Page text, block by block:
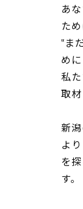
あ
た
‟ま
めに
私
取材
新
よ
を
す。